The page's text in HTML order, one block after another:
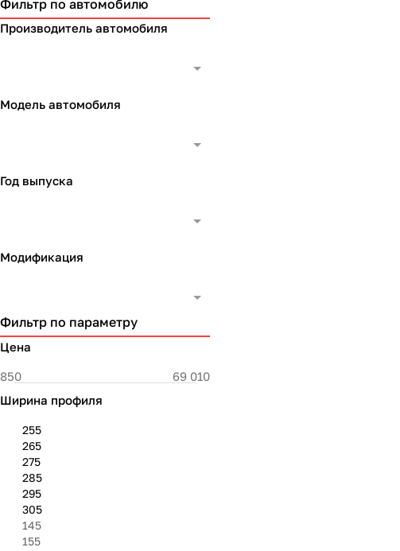
Фильтр по автомобилю
Производитель автомобиля
Модель автомобиля
Год выпуска
Модификация
Фильтр по параметру
Цена
Ширина профиля
255
265
275
285
295
305
145
155